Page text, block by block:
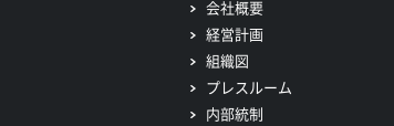
会社概要
経営計画
組織図
プレスルーム
内部統制